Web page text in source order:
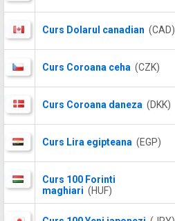
Curs Dolarul canadian (CAD)
Curs Coroana ceha (CZK)
Curs Coroana daneza (DKK)
Curs Lira egipteana (EGP)
Curs 100 Forinti
maghiari (HUF)